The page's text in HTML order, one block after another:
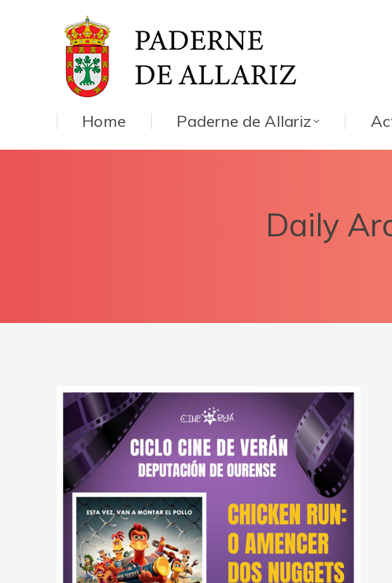
Home Paderne de Allariz
Daily